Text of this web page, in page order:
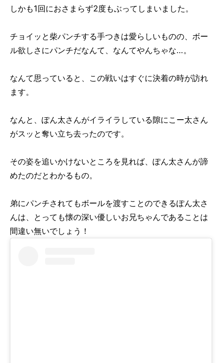
しかも1回におさまらず2度もぶってしまいました。
チョイッと柴パンチする手つきは愛らしいものの、ボー
ル欲しさにパンチだなんて、なんてやんちゃな…。
なんて思っていると、この戦いはすぐに決着の時が訪れ
ます。
なんと、ぽん太さんがイライラしている隙にこー太さん
がスッと奪い立ち去ったのです。
その姿を追いかけないところを見れば、ぽん太さんが諦
めたのだとわかるもの。
弟にパンチされてもボールを渡すことのできるぽん太さ
んは、とっても懐の深い優しいお兄ちゃんであることは
間違い無いでしょう！